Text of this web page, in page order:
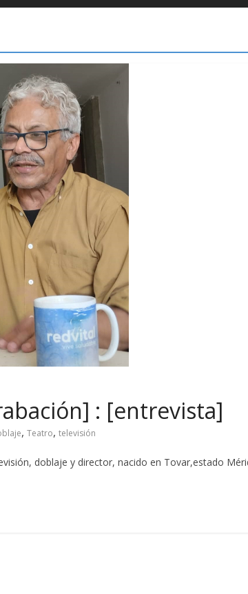
: [entrevista]
, Teatro, televisión
doblaje y director, nacido en Tovar,estado